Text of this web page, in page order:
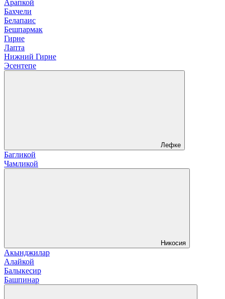
Арапкой
Бахчели
Белапаис
Бешпармак
Гирне
Лапта
Нижний Гирне
Эсентепе
Лефке
Багликой
Чамликой
Никосия
Акынджилар
Алайкой
Балыкесир
Башпинар